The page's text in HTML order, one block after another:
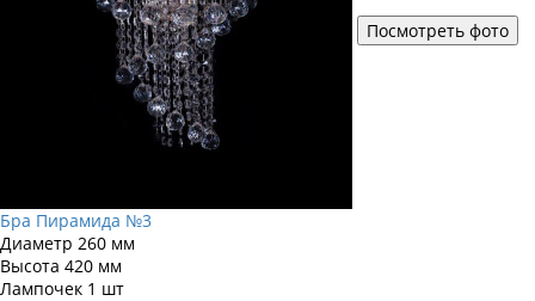
Посмотреть фото
Бра Пирамида №3
Диаметр 260 мм
Высота 420 мм
Лампочек 1 шт